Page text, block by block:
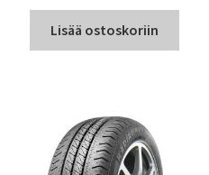
Lisää ostoskoriin